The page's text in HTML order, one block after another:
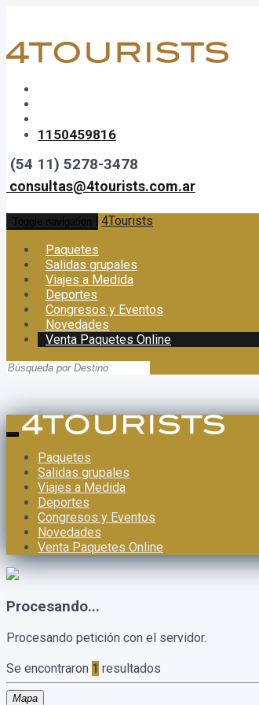
1150459816
(54 11) 5278-3478
consultas@4tourists.com.ar
Toggle navigation
4Tourists
Paquetes
Salidas grupales
Viajes a Medida
Deportes
Congresos y Eventos
Novedades
Venta Paquetes Online
Paquetes
Salidas grupales
Viajes a Medida
Deportes
Congresos y Eventos
Novedades
Venta Paquetes Online
Procesando...
Procesando petición con el servidor.
Se encontraron 1 resultados
Mapa